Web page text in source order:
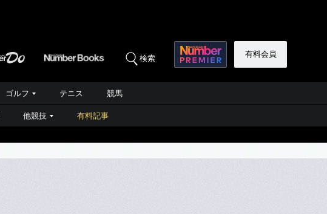
検索 有料会員
ゴルフ テニス 競馬
他競技 有料記事